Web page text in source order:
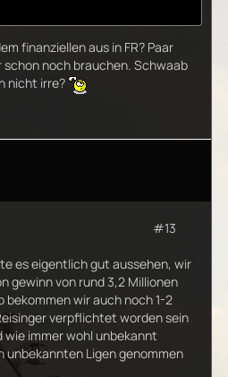
finanziellen aus in FR? Paar
noch brauchen. Schwaab
nicht irre?
#13
es eigentlich gut aussehen, wir
gewinn von rund 3,2 Millionen
wir auch noch 1-2
verpflichtet worden sein
immer wohl unbekannt
unbekannten Ligen genommen